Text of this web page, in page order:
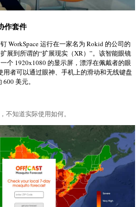
作套件
WorkSpace 运行在一家名为 Rokid 的公司的
展到所谓的“扩展现实（XR）”。该智能眼镜
个 1920x1080 的显示屏，漂浮在佩戴者的眼
用者可以通过眼神、手机上的滑动和无线键盘
美元。
不知道实际使用如何。